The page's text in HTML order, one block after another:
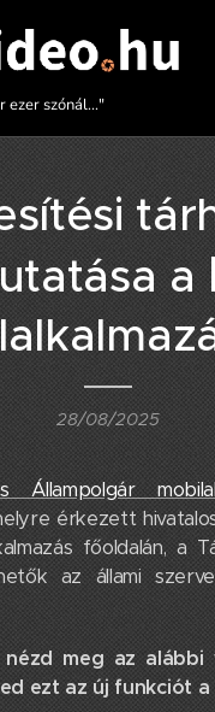
szónál..."
a
28/08/2025
Állampolgár
érkezett
főoldalán, a
az állami
meg az alábbi
ezt az új funkciót a